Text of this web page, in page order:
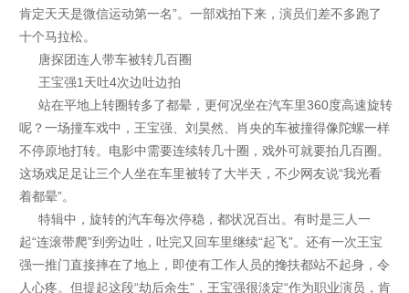
肯定天天是微信运动第一名”。一部戏拍下来，演员们差不多跑了
十个马拉松。
唐探团连人带车被转几百圈
王宝强1天吐4次边吐边拍
站在平地上转圈转多了都晕，更何况坐在汽车里360度高速旋转
呢？一场撞车戏中，王宝强、刘昊然、肖央的车被撞得像陀螺一样
不停原地打转。电影中需要连续转几十圈，戏外可就要拍几百圈。
这场戏足足让三个人坐在车里被转了大半天，不少网友说“我光看
着都晕”。
特辑中，旋转的汽车每次停稳，都状况百出。有时是三人一
起“连滚带爬”到旁边吐，吐完又回车里继续“起飞”。还有一次王宝
强一推门直接摔在了地上，即使有工作人员的搀扶都站不起身，令
人心疼。但提起这段“劫后余生”，王宝强很淡定“作为职业演员，肯